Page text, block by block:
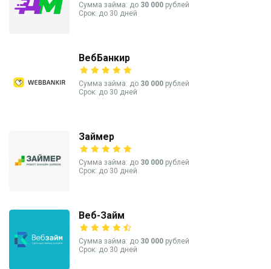
Сумма займа: до 30 000 рублей
Срок: до 30 дней
ВебБанкир
Сумма займа: до 30 000 рублей
Срок: до 30 дней
Займер
Сумма займа: до 30 000 рублей
Срок: до 30 дней
Веб-Займ
Сумма займа: до 30 000 рублей
Срок: до 30 дней